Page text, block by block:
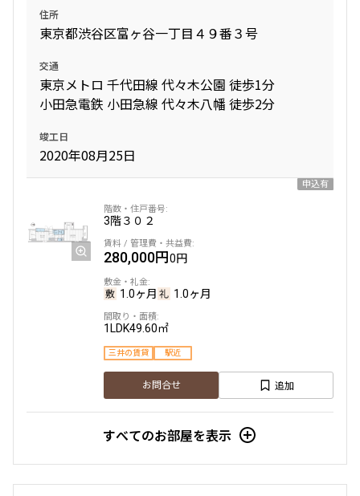
住所
東京都渋谷区富ヶ谷一丁目４９番３号
交通
東京メトロ 千代田線 代々木公園 徒歩1分
小田急電鉄 小田急線 代々木八幡 徒歩2分
竣工日
2020年08月25日
申込有
3階３０２
280,000円0円
1.0ヶ月 1.0ヶ月
1LDK49.60㎡
三井の賃貸 駅近
お問合せ 追加
すべてのお部屋を表示